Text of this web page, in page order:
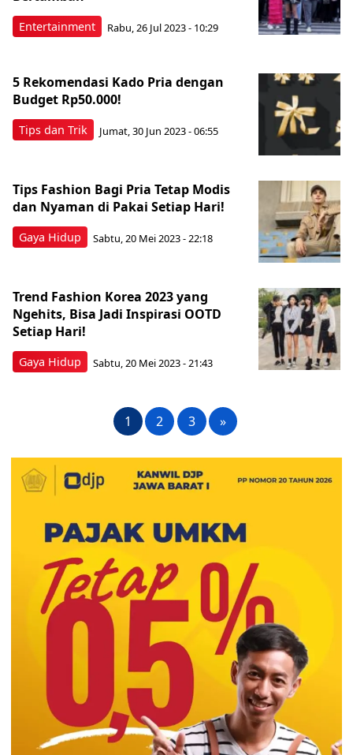
Entertainment Rabu, 26 Jul 2023 - 10:29
Tips dan Trik
5 Rekomendasi Kado Pria dengan
Budget Rp50.000!
Jumat, 30 Jun 2023 - 06:55
Gaya Hidup
Tips Fashion Bagi Pria Tetap Modis
dan Nyaman di Pakai Setiap Hari!
Sabtu, 20 Mei 2023 - 22:18
Gaya Hidup
Trend Fashion Korea 2023 yang
Ngehits, Bisa Jadi Inspirasi OOTD
Setiap Hari!
Sabtu, 20 Mei 2023 - 21:43
1 2 3 »